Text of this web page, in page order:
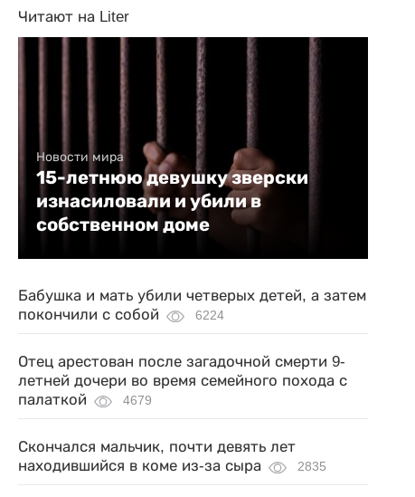
Читают на Liter
Новости мира
15-летнюю девушку зверски
изнасиловали и убили в
собственном доме
Бабушка и мать убили четверых детей, а затем
покончили с собой
6224
Отец арестован после загадочной смерти 9-
летней дочери во время семейного похода с
палаткой
4679
Скончался мальчик, почти девять лет
находившийся в коме из-за сыра
2835